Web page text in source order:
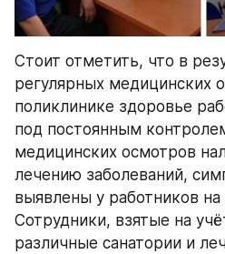
Стоит отметить, что в
регулярных медицинских
поликлинике здоровье
под постоянным
медицинских осмотров
лечению заболеваний,
выявлены у работников на
Сотрудники, взятые на
различные санатории и